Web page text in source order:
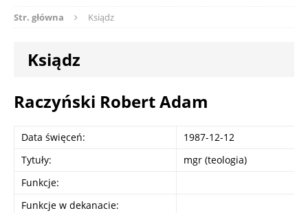
Str. główna Ksiądz
Ksiądz
Raczyński Robert Adam
Data święceń:
1987-12-12
Tytuły:
mgr (teologia)
Funkcje:
Funkcje w dekanacie: